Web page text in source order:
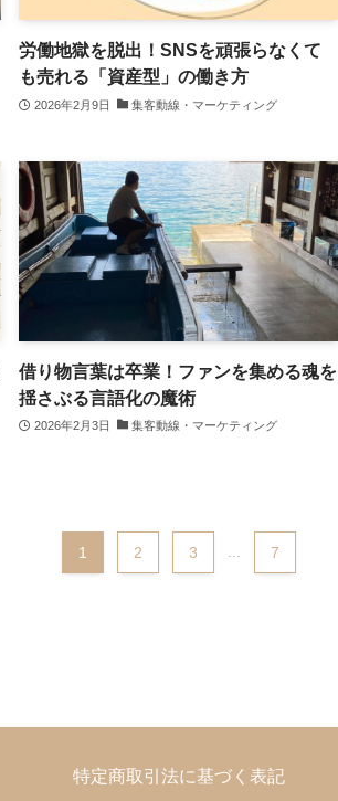
労働地獄を脱出！SNSを頑張らなくて
も売れる「資産型」の働き方
2026年2月9日 集客動線・マーケティング
借り物言葉は卒業！ファンを集める魂を
揺さぶる言語化の魔術
2026年2月3日 集客動線・マーケティング
1 2 3 ... 7
特定商取引法に基づく表記